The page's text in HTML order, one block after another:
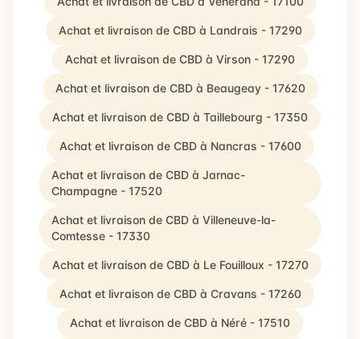
Achat et livraison de CBD à Landrais - 17290
Achat et livraison de CBD à Virson - 17290
Achat et livraison de CBD à Beaugeay - 17620
Achat et livraison de CBD à Taillebourg - 17350
Achat et livraison de CBD à Nancras - 17600
Achat et livraison de CBD à Jarnac-
Champagne - 17520
Achat et livraison de CBD à Villeneuve-la-
Comtesse - 17330
Achat et livraison de CBD à Le Fouilloux - 17270
Achat et livraison de CBD à Cravans - 17260
Achat et livraison de CBD à Néré - 17510